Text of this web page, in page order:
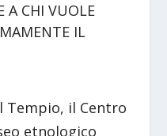
A CHI VUOLE
IL
Tempio, il Centro
etnologico